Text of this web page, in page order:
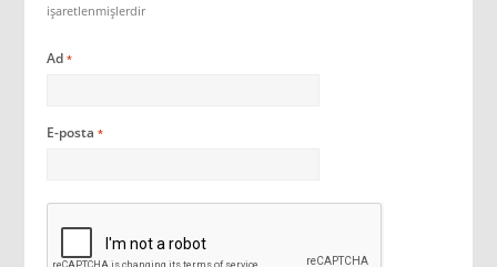
işaretlenmişlerdir
Ad*
E-posta*